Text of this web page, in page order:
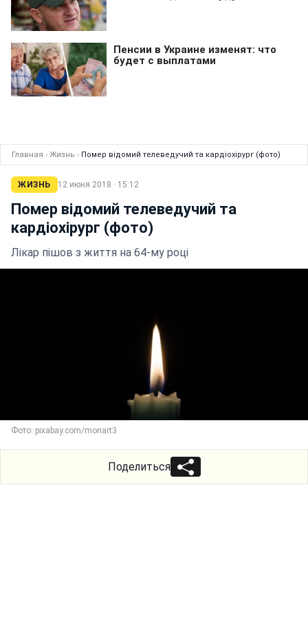
Главная › Жизнь › Помер відомий телеведучий та кардіохірург (фото)
ЖИЗНЬ 12 июня 2018 · 15:12
Помер відомий телеведучий та
кардіохірург (фото)
Лікар пішов з життя на 64-му році
Фото: pixabay.com/monart3
Поделиться